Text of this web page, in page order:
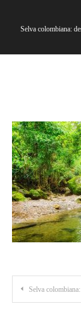
Selva colombiana:
Post
Selva colombiana: descubre sus